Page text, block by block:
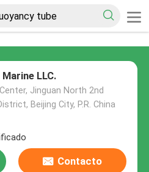
LLC.
Jinguan North 2nd
Beijing City, P.R. China
Contacto